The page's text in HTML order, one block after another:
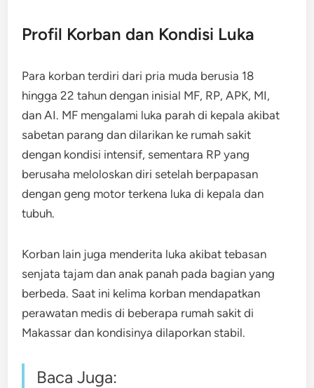
Profil Korban dan Kondisi Luka
Para korban terdiri dari pria muda berusia 18
hingga 22 tahun dengan inisial MF, RP, APK, MI,
dan AI. MF mengalami luka parah di kepala akibat
sabetan parang dan dilarikan ke rumah sakit
dengan kondisi intensif, sementara RP yang
berusaha meloloskan diri setelah berpapasan
dengan geng motor terkena luka di kepala dan
tubuh.
Korban lain juga menderita luka akibat tebasan
senjata tajam dan anak panah pada bagian yang
berbeda. Saat ini kelima korban mendapatkan
perawatan medis di beberapa rumah sakit di
Makassar dan kondisinya dilaporkan stabil.
Baca Juga: